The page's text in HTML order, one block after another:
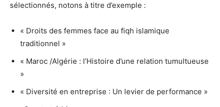
sélectionnés, notons à titre d’exemple :
« Droits des femmes face au fiqh islamique
traditionnel »
« Maroc /Algérie : l’Histoire d’une relation tumultueuse
»
« Diversité en entreprise : Un levier de performance »